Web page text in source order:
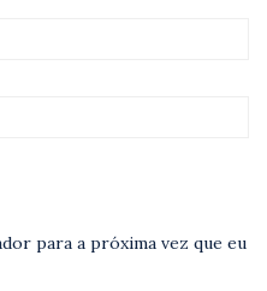
para a próxima vez que eu